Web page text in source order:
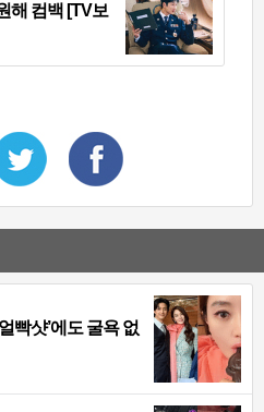
해 컴백 [TV보
빡샷’에도 굴욕 없